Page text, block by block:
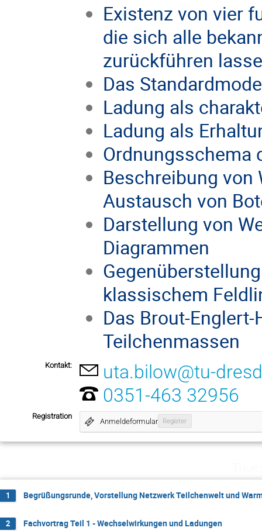
Existenz von vier
die sich alle
zurückführen
Das
Ladung als
Ladung als
Ordnungsschema
Beschreibung von
Austausch von
Darstellung von
Diagrammen
klassischem
Das Brout-
Teilchenmassen
Kontakt:
uta.bilow@tu-
0351-463 32956
Registration
Anmeldeformular Register
1 Begrüßungsrunde, Vorstellung Netzwerk Teilchenwelt und
2 Fachvortrag Teil 1 - Wechselwirkungen und Ladungen